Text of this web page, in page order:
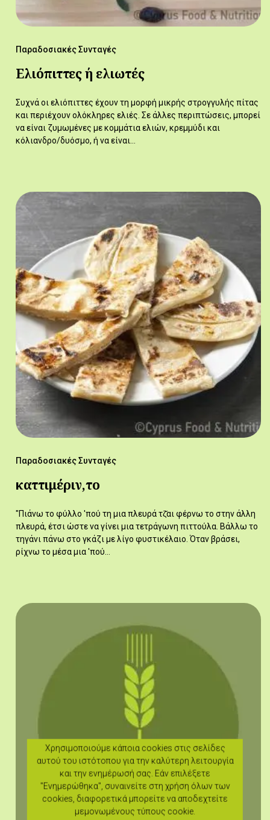
Παραδοσιακές Συνταγές
Ελιόπιττες ή ελιωτές
Συχνά οι ελιόπιττες έχουν τη μορφή μικρής στρογγυλής πίτας
και περιέχουν ολόκληρες ελιές. Σε άλλες περιπτώσεις, μπορεί
να είναι ζυμωμένες με κομμάτια ελιών, κρεμμύδι και
κόλιανδρο/δυόσμο, ή να είναι…
Παραδοσιακές Συνταγές
καττιμέριν,το
"Πιάνω το φύλλο 'πού τη μια πλευρά τζ̆αι φέρνω το στην άλλη
πλευρά, έτσι ώστε να γίνει μια τετράγωνη πιττούλα. Βάλλω το
τηγάνι πάνω στο γκάζι με λίγο φυστικέλαιο. Όταν βράσει,
ρίχνω το μέσα μια 'πού…
Χρησιμοποιούμε κάποια cookies στις σελίδες
αυτού του ιστότοπου για την καλύτερη λειτουργία
και την ενημέρωσή σας. Εάν επιλέξετε
"Ενημερώθηκα", συναινείτε στη χρήση όλων των
cookies, διαφορετικά μπορείτε να αποδεχτείτε
μεμονωμένους τύπους cookie.